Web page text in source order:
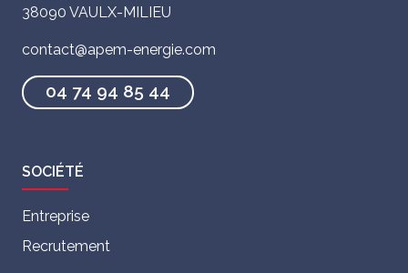
38090 VAULX-MILIEU
contact@apem-energie.com
04 74 94 85 44
SOCIÉTÉ
Entreprise
Recrutement